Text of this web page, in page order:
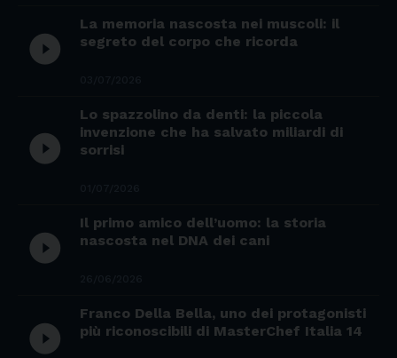
play_circle_filled
La memoria nascosta nei muscoli: il
segreto del corpo che ricorda
play_circle_filled
Lo spazzolino da denti: la piccola
invenzione che ha salvato miliardi di
sorrisi
play_circle_filled
Il primo amico dell’uomo: la storia
nascosta nel DNA dei cani
play_circle_filled
Franco Della Bella, uno dei protagonisti
più riconoscibili di MasterChef Italia 14